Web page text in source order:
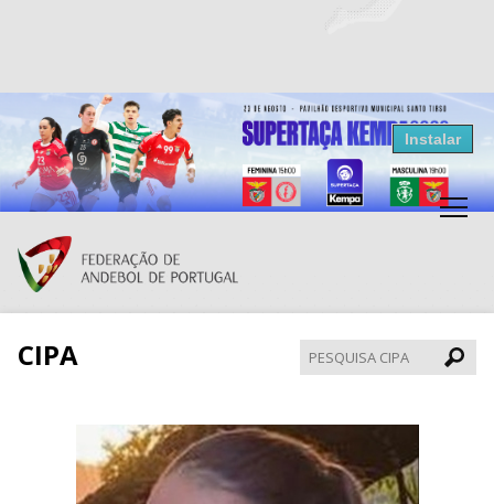
Resultados Andebol
Federação de Andebol de Portugal
Grátis - Disponivel na Play Store
Instalar
CIPA
CIPA